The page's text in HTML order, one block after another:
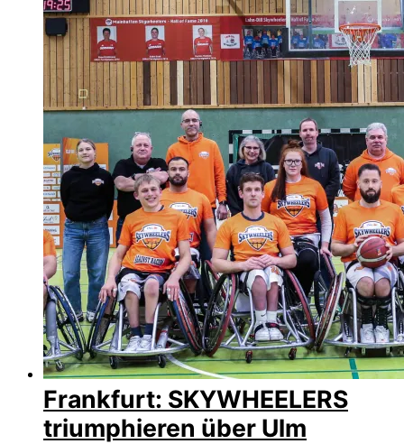
Frankfurt: SKYWHEELERS
triumphieren über Ulm